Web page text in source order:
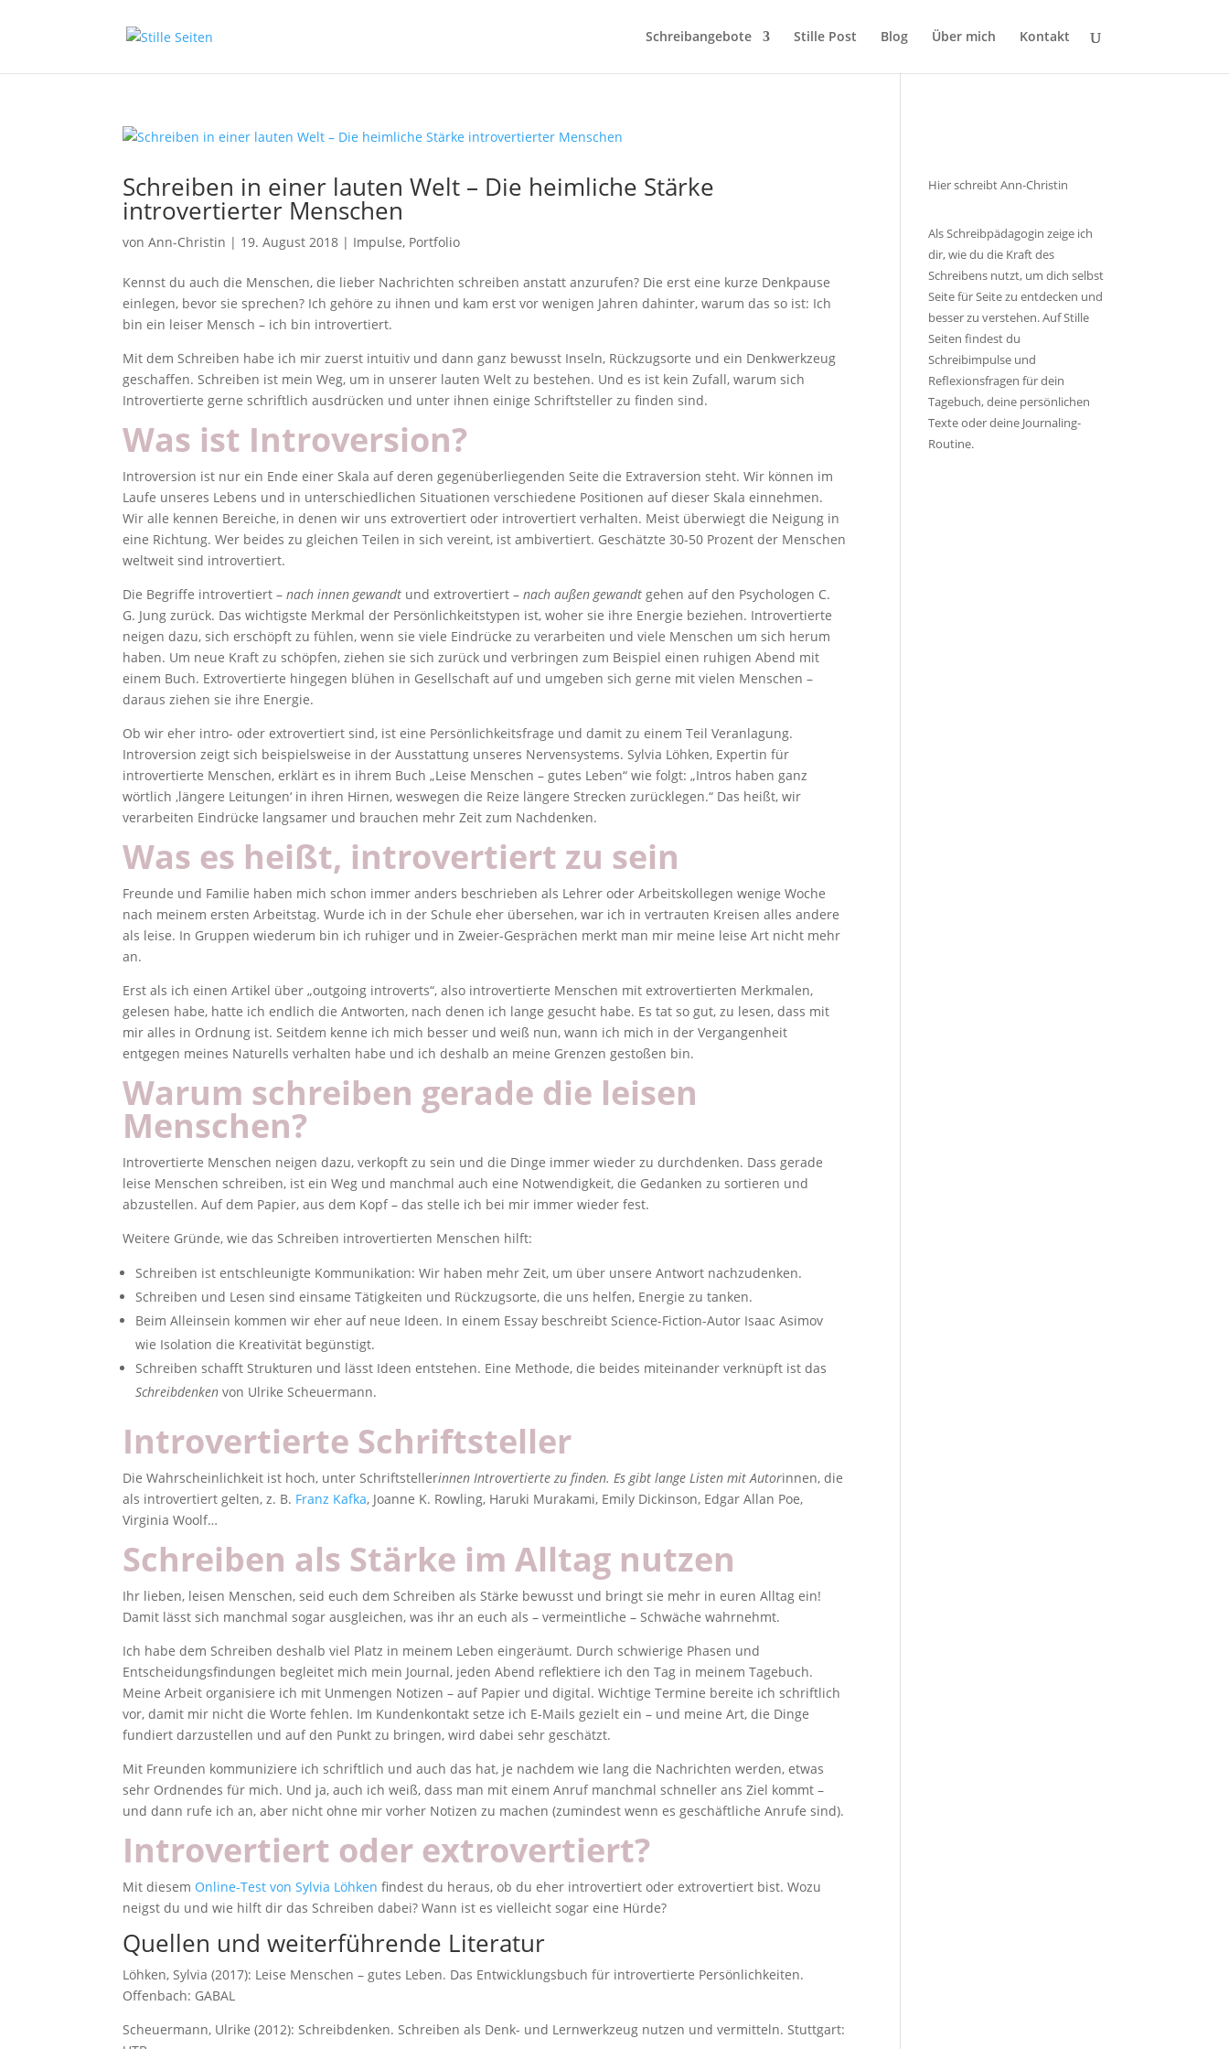
Schreibangebote Stille Post Blog Über mich Kontakt
Schreiben in einer lauten Welt – Die heimliche Stärke
introvertierter Menschen
vonAnn-Christin | 19. August 2018 | Impulse, Portfolio
Kennst du auch die Menschen, die lieber Nachrichten schreiben anstatt anzurufen? Die erst eine kurze Denkpause
einlegen, bevor sie sprechen? Ich gehöre zu ihnen und kam erst vor wenigen Jahren dahinter, warum das so ist: Ich
bin ein leiser Mensch – ich bin introvertiert.
Mit dem Schreiben habe ich mir zuerst intuitiv und dann ganz bewusst Inseln, Rückzugsorte und ein Denkwerkzeug
geschaffen. Schreiben ist mein Weg, um in unserer lauten Welt zu bestehen. Und es ist kein Zufall, warum sich
Introvertierte gerne schriftlich ausdrücken und unter ihnen einige Schriftsteller zu finden sind.
Was ist Introversion?
Introversion ist nur ein Ende einer Skala auf deren gegenüberliegenden Seite die Extraversion steht. Wir können im
Laufe unseres Lebens und in unterschiedlichen Situationen verschiedene Positionen auf dieser Skala einnehmen.
Wir alle kennen Bereiche, in denen wir uns extrovertiert oder introvertiert verhalten. Meist überwiegt die Neigung in
eine Richtung. Wer beides zu gleichen Teilen in sich vereint, ist ambivertiert. Geschätzte 30-50 Prozent der Menschen
weltweit sind introvertiert.
Die Begriffe introvertiert –nach innen gewandt und extrovertiert –nach außen gewandt gehen auf den Psychologen C.
G. Jung zurück. Das wichtigste Merkmal der Persönlichkeitstypen ist, woher sie ihre Energie beziehen. Introvertierte
neigen dazu, sich erschöpft zu fühlen, wenn sie viele Eindrücke zu verarbeiten und viele Menschen um sich herum
haben. Um neue Kraft zu schöpfen, ziehen sie sich zurück und verbringen zum Beispiel einen ruhigen Abend mit
einem Buch. Extrovertierte hingegen blühen in Gesellschaft auf und umgeben sich gerne mit vielen Menschen –
daraus ziehen sie ihre Energie.
Ob wir eher intro- oder extrovertiert sind, ist eine Persönlichkeitsfrage und damit zu einem Teil Veranlagung.
Introversion zeigt sich beispielsweise in der Ausstattung unseres Nervensystems. Sylvia Löhken, Expertin für
introvertierte Menschen, erklärt es in ihrem Buch „Leise Menschen – gutes Leben“ wie folgt: „Intros haben ganz
wörtlich ‚längere Leitungen‘ in ihren Hirnen, weswegen die Reize längere Strecken zurücklegen.“ Das heißt, wir
verarbeiten Eindrücke langsamer und brauchen mehr Zeit zum Nachdenken.
Was es heißt, introvertiert zu sein
Freunde und Familie haben mich schon immer anders beschrieben als Lehrer oder Arbeitskollegen wenige Woche
nach meinem ersten Arbeitstag. Wurde ich in der Schule eher übersehen, war ich in vertrauten Kreisen alles andere
als leise. In Gruppen wiederum bin ich ruhiger und in Zweier-Gesprächen merkt man mir meine leise Art nicht mehr
an.
Erst als ich einen Artikel über „outgoing introverts“, also introvertierte Menschen mit extrovertierten Merkmalen,
gelesen habe, hatte ich endlich die Antworten, nach denen ich lange gesucht habe. Es tat so gut, zu lesen, dass mit
mir alles in Ordnung ist. Seitdem kenne ich mich besser und weiß nun, wann ich mich in der Vergangenheit
entgegen meines Naturells verhalten habe und ich deshalb an meine Grenzen gestoßen bin.
Warum schreiben gerade die leisen
Menschen?
Introvertierte Menschen neigen dazu, verkopft zu sein und die Dinge immer wieder zu durchdenken. Dass gerade
leise Menschen schreiben, ist ein Weg und manchmal auch eine Notwendigkeit, die Gedanken zu sortieren und
abzustellen. Auf dem Papier, aus dem Kopf – das stelle ich bei mir immer wieder fest.
Weitere Gründe, wie das Schreiben introvertierten Menschen hilft:
Schreiben ist entschleunigte Kommunikation: Wir haben mehr Zeit, um über unsere Antwort nachzudenken.
Schreiben und Lesen sind einsame Tätigkeiten und Rückzugsorte, die uns helfen, Energie zu tanken.
Beim Alleinsein kommen wir eher auf neue Ideen. In einem Essay beschreibt Science-Fiction-Autor Isaac Asimov
wie Isolation die Kreativität begünstigt.
Schreiben schafft Strukturen und lässt Ideen entstehen. Eine Methode, die beides miteinander verknüpft ist das
Schreibdenkenvon Ulrike Scheuermann.
Introvertierte Schriftsteller
Die Wahrscheinlichkeit ist hoch, unter Schriftstellerinnen Introvertierte zu finden. Es gibt lange Listen mit Autorinnen, die
als introvertiert gelten, z. B. Franz Kafka, Joanne K. Rowling, Haruki Murakami, Emily Dickinson, Edgar Allan Poe,
Virginia Woolf…
Schreiben als Stärke im Alltag nutzen
Ihr lieben, leisen Menschen, seid euch dem Schreiben als Stärke bewusst und bringt sie mehr in euren Alltag ein!
Damit lässt sich manchmal sogar ausgleichen, was ihr an euch als – vermeintliche – Schwäche wahrnehmt.
Ich habe dem Schreiben deshalb viel Platz in meinem Leben eingeräumt. Durch schwierige Phasen und
Entscheidungsfindungen begleitet mich mein Journal, jeden Abend reflektiere ich den Tag in meinem Tagebuch.
Meine Arbeit organisiere ich mit Unmengen Notizen – auf Papier und digital. Wichtige Termine bereite ich schriftlich
vor, damit mir nicht die Worte fehlen. Im Kundenkontakt setze ich E-Mails gezielt ein – und meine Art, die Dinge
fundiert darzustellen und auf den Punkt zu bringen, wird dabei sehr geschätzt.
Mit Freunden kommuniziere ich schriftlich und auch das hat, je nachdem wie lang die Nachrichten werden, etwas
sehr Ordnendes für mich. Und ja, auch ich weiß, dass man mit einem Anruf manchmal schneller ans Ziel kommt –
und dann rufe ich an, aber nicht ohne mir vorher Notizen zu machen (zumindest wenn es geschäftliche Anrufe sind).
Introvertiert oder extrovertiert?
Mit diesem Online-Test von Sylvia Löhken findest du heraus, ob du eher introvertiert oder extrovertiert bist. Wozu
neigst du und wie hilft dir das Schreiben dabei? Wann ist es vielleicht sogar eine Hürde?
Quellen und weiterführende Literatur
Löhken, Sylvia (2017): Leise Menschen – gutes Leben. Das Entwicklungsbuch für introvertierte Persönlichkeiten.
Offenbach: GABAL
Scheuermann, Ulrike (2012): Schreibdenken. Schreiben als Denk- und Lernwerkzeug nutzen und vermitteln. Stuttgart:
Hier schreibt Ann-Christin
Als Schreibpädagogin zeige ich
dir, wie du die Kraft des
Schreibens nutzt, um dich selbst
Seite für Seite zu entdecken und
besser zu verstehen. Auf Stille
Seiten findest du
Schreibimpulse und
Reflexionsfragen für dein
Tagebuch, deine persönlichen
Texte oder deine Journaling-
Routine.